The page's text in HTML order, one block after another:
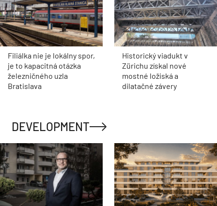
Filiálka nie je lokálny spor,
je to kapacitná otázka
železničného uzla
Bratislava
Historický viadukt v
Zürichu získal nové
mostné ložiská a
dilatačné závery
DEVELOPMENT